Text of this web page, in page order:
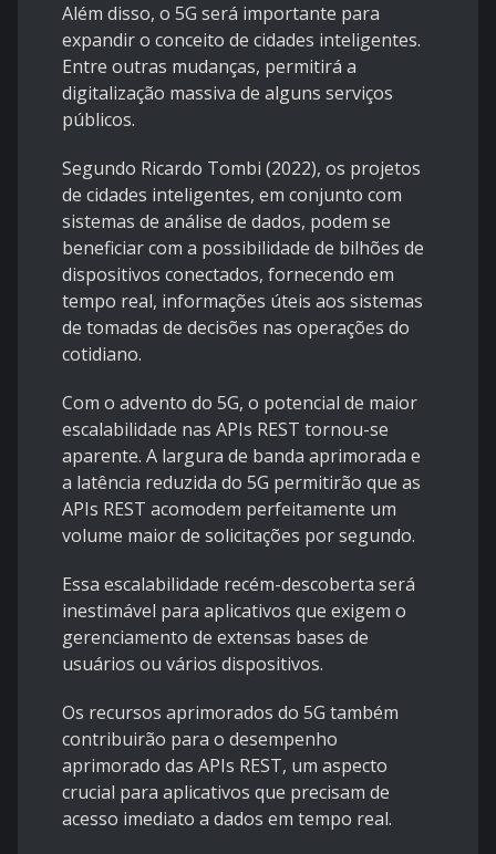
Além disso, o 5G será importante para
expandir o conceito de cidades inteligentes.
Entre outras mudanças, permitirá a
digitalização massiva de alguns serviços
públicos.
Segundo Ricardo Tombi (2022), os projetos
de cidades inteligentes, em conjunto com
sistemas de análise de dados, podem se
beneficiar com a possibilidade de bilhões de
dispositivos conectados, fornecendo em
tempo real, informações úteis aos sistemas
de tomadas de decisões nas operações do
cotidiano.
Com o advento do 5G, o potencial de maior
escalabilidade nas APIs REST tornou-se
aparente. A largura de banda aprimorada e
a latência reduzida do 5G permitirão que as
APIs REST acomodem perfeitamente um
volume maior de solicitações por segundo.
Essa escalabilidade recém-descoberta será
inestimável para aplicativos que exigem o
gerenciamento de extensas bases de
usuários ou vários dispositivos.
Os recursos aprimorados do 5G também
contribuirão para o desempenho
aprimorado das APIs REST, um aspecto
crucial para aplicativos que precisam de
acesso imediato a dados em tempo real.